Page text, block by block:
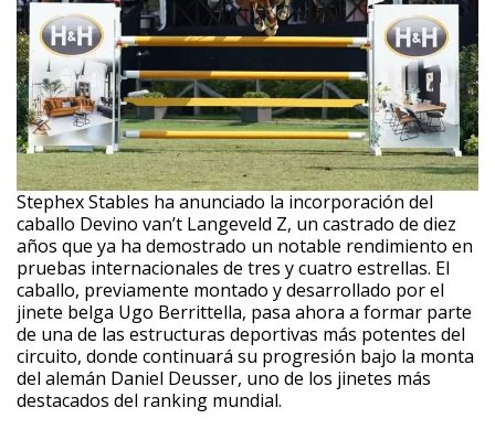
Stephex Stables ha anunciado la incorporación del
caballo Devino van’t Langeveld Z, un castrado de diez
años que ya ha demostrado un notable rendimiento en
pruebas internacionales de tres y cuatro estrellas. El
caballo, previamente montado y desarrollado por el
jinete belga Ugo Berrittella, pasa ahora a formar parte
de una de las estructuras deportivas más potentes del
circuito, donde continuará su progresión bajo la monta
del alemán Daniel Deusser, uno de los jinetes más
destacados del ranking mundial.